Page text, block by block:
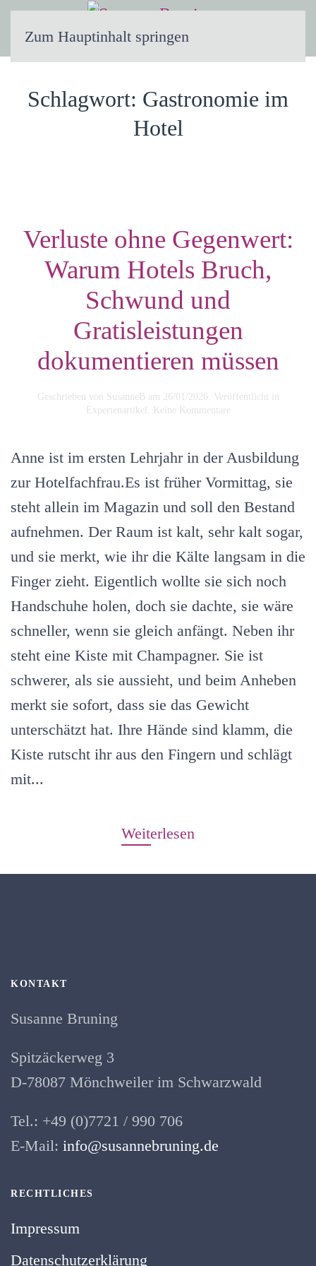
Zum Hauptinhalt springen
Schlagwort: Gastronomie im
Hotel
Verluste ohne Gegenwert:
Warum Hotels Bruch,
Schwund und
Gratisleistungen
dokumentieren müssen
Geschrieben von SusanneB am 26/01/2026. Veröffentlicht in
Expertenartikel . Keine Kommentare
Gegenwert:
Warum
Hotels
Bruch,
Schwund
Gratisleistungen
dokumentieren
müssen
Anne ist im ersten Lehrjahr in der Ausbildung
zur Hotelfachfrau.Es ist früher Vormittag, sie
steht allein im Magazin und soll den Bestand
aufnehmen. Der Raum ist kalt, sehr kalt sogar,
und sie merkt, wie ihr die Kälte langsam in die
Finger zieht. Eigentlich wollte sie sich noch
Handschuhe holen, doch sie dachte, sie wäre
schneller, wenn sie gleich anfängt. Neben ihr
steht eine Kiste mit Champagner. Sie ist
schwerer, als sie aussieht, und beim Anheben
merkt sie sofort, dass sie das Gewicht
unterschätzt hat. Ihre Hände sind klamm, die
Kiste rutscht ihr aus den Fingern und schlägt
mit...
Weiterlesen
KONTAKT
Susanne Bruning
Spitzäckerweg 3
D-78087 Mönchweiler im Schwarzwald
Tel.: +49 (0)7721 / 990 706
E-Mail: info@susannebruning.de
RECHTLICHES
Impressum
Datenschutzerklärung